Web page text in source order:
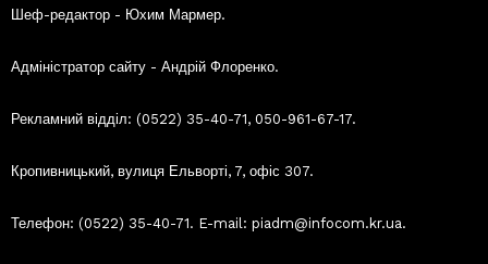
Шеф-редактор - Юхим Мармер.
Адміністратор сайту - Андрій Флоренко.
Рекламний відділ: (0522) 35-40-71, 050-961-67-17.
Кропивницький, вулиця Ельворті, 7, офіс 307.
Телефон: (0522) 35-40-71. E-mail: piadm@infocom.kr.ua.